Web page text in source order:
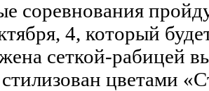
соревнования
4, который
сеткой-рабицей
стилизован цветами